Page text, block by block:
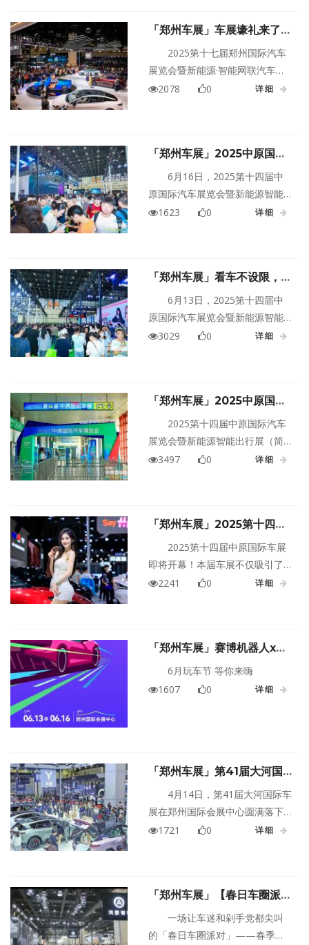
2025第十七届郑州国际车展精彩
继续，让你玩转车展不掉线！
「郑州车展」车展壕礼来了郑
州国际车展门票免费，黄金白
给！
2025第十七届郑州国际汽车
展览会暨新能源·智能网联汽车展
览会将于11月6日-10日在郑州国
旅等你来开启！本届郑州车展门
票限时送～送～送～点击页面下
方按钮即可免费领车展门票。
2078 0 详细
「郑州车展」2025中原国际
车展圆满闭幕！期待下次相豫
6月16日，2025第十四届中
原国际汽车展览会暨新能源智能
出行展（简称：中原国际车展）
乐、舞蹈、运动、亲子、艺术等
生活元素融入其中，传递更多出
行新理念和生活新风尚。
1623 0 详细
「郑州车展」看车不设限，玩
车无格式！2025中原国际车
展今日盛大开幕
6月13日，2025第十四届中
原国际汽车展览会暨新能源智能
出行展（简称：中原国际车展）
式场景、社交化互动、车+生活引
领的活动形式，打造户外出行新
体验，彰显属于新时代族群的个
性生活。
3029 0 详细
「郑州车展」2025中原国际
车展于6月13日盛大开幕！
2025第十四届中原国际汽车
展览会暨新能源智能出行展（简
称：中原国际车展）将于6月13
700多款车型，集中展示了智能驾
驶、车网互联、低碳共享等前沿
技术的最新成果，呈现户外、出
行、露营、运动、音乐、舞蹈等
3497 0 详细
「郑州车展」2025第十四届
中原国际车展即将开幕！逛车
展的正确打开方式是…🤫
2025第十四届中原国际车展
即将开幕！本届车展不仅吸引了
超60家品牌参与，更以高阶智驾
门车型、河南首发新车、前沿技
术与产业生态协同的新图景，致
力于带大家领略一场未来出行的
2241 0 详细
「郑州车展」赛博机器人x顶
流车模，智驾体验x二次元美
6月玩车节 等你来嗨
1607
0 详细
「郑州车展」第41届大河国
际车展昨天圆满落幕
4月14日，第41届大河国际车
展在郑州国际会展中心圆满落下
帷幕。这场为期5天的年度车坛盛
业新趋势等方面发挥了重要作
用，为河南汽车市场注入了新的
活力，也见证了人与科技、城市
1721 0 详细
「郑州车展」【春日车圈派对
指南】春季大河国际车展两层
展区玩出花！这些爆款车型 +
一场让车迷和剁手党都尖叫
的「春日车圈派对」——春季大